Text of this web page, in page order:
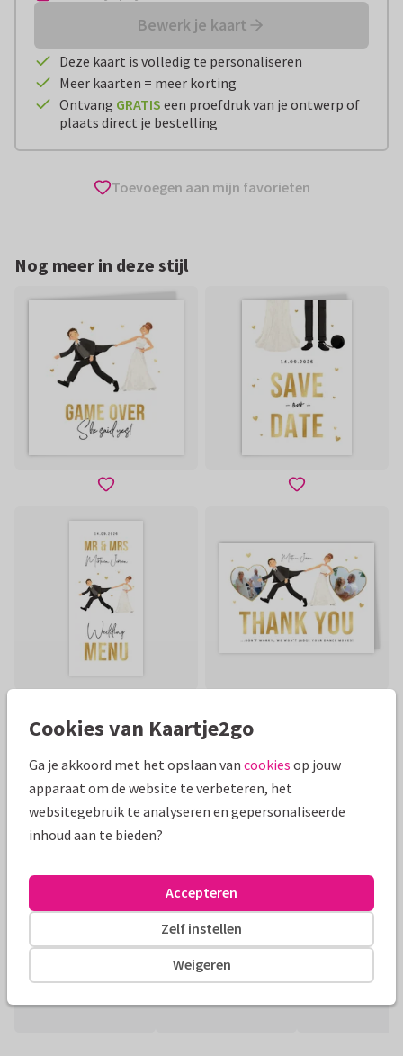
Bewerk je kaart
Deze kaart is volledig te personaliseren
Meer kaarten = meer korting
Ontvang GRATIS een proefdruk van je ontwerp of
plaats direct je bestelling
Toevoegen aan mijn favorieten
Nog meer in deze stijl
Toon meer
Mooie extra's bij je kaart
Cookies van Kaartje2go
Ga je akkoord met het opslaan van cookies op jouw
apparaat om de website te verbeteren, het
websitegebruik te analyseren en gepersonaliseerde
inhoud aan te bieden?
Weigeren
Zelf instellen
Accepteren